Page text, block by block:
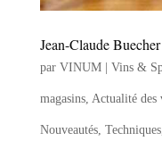
Jean-Claude
par VINUM | Vins &
magasins, Actualité
Nouveautés, Techniques